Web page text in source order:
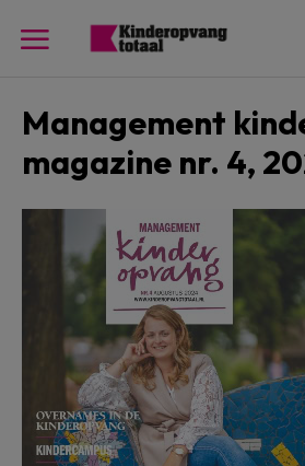
Management
magazine nr. 4,